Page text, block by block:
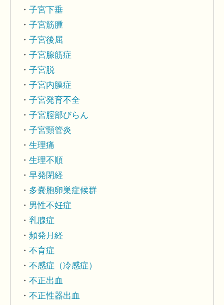
子宮下垂
子宮筋腫
子宮後屈
子宮腺筋症
子宮脱
子宮内膜症
子宮発育不全
子宮腟部びらん
子宮頸管炎
生理痛
生理不順
早発閉経
多嚢胞卵巣症候群
男性不妊症
乳腺症
頻発月経
不育症
不感症（冷感症）
不正出血
不正性器出血